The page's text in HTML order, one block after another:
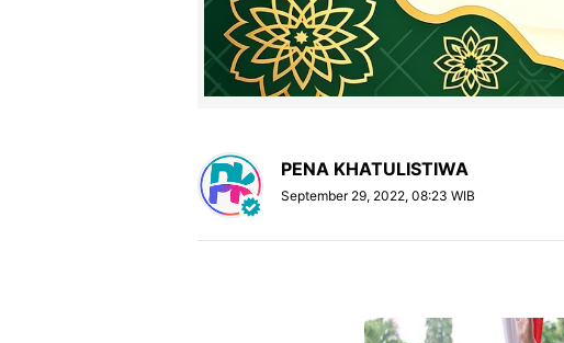
PENA KHATULISTIWA
September 29, 2022, 08:23 WIB